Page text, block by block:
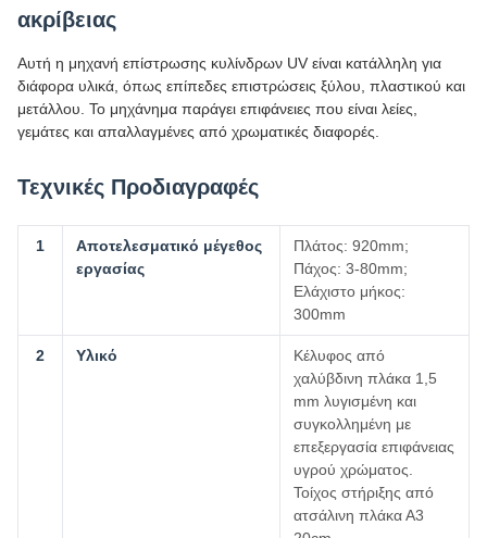
ακρίβειας
Αυτή η μηχανή επίστρωσης κυλίνδρων UV είναι κατάλληλη για
διάφορα υλικά, όπως επίπεδες επιστρώσεις ξύλου, πλαστικού και
μετάλλου. Το μηχάνημα παράγει επιφάνειες που είναι λείες,
γεμάτες και απαλλαγμένες από χρωματικές διαφορές.
Τεχνικές Προδιαγραφές
1
Αποτελεσματικό μέγεθος
εργασίας
Πλάτος: 920mm;
Πάχος: 3-80mm;
Ελάχιστο μήκος:
300mm
2 Υλικό
Κέλυφος από
χαλύβδινη πλάκα 1,5
mm λυγισμένη και
συγκολλημένη με
επεξεργασία επιφάνειας
υγρού χρώματος.
Τοίχος στήριξης από
ατσάλινη πλάκα Α3